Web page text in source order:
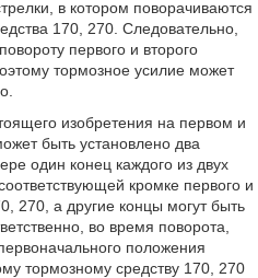
в котором поворачиваются
170, 270. Следовательно,
первого и второго
тормозное усилие может
изобретения на первом и
быть установлено два
один конец каждого из двух
кромке первого и
270, а другие концы могут быть
во время поворота,
положения
тормозному средству 170, 270